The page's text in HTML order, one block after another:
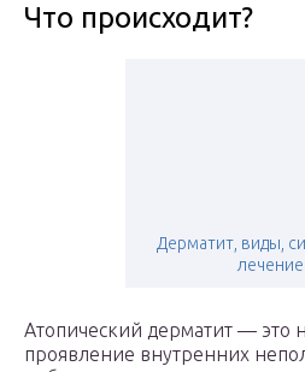
Что происходит?
Дерматит, виды,
лечение
Атопический дерматит — это
проявление внутренних